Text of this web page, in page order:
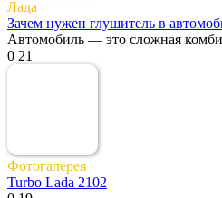
Лада
Зачем нужен глушитель в
Автомобиль — это сложная
0 21
Фотогалерея
Turbo Lada 2102